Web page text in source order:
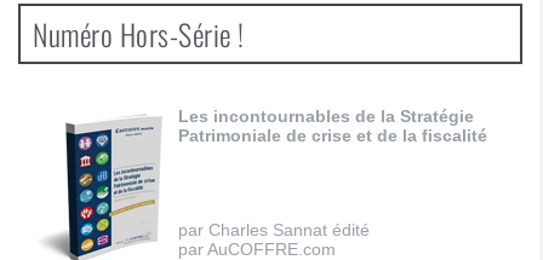
Numéro Hors-Série !
Les incontournables de la Stratégie
Patrimoniale de crise et de la fiscalité
par Charles Sannat édité
par AuCOFFRE.com